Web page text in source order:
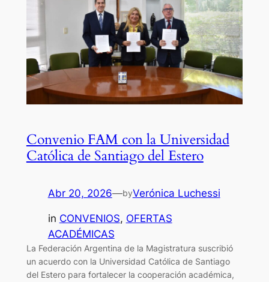
Convenio FAM con la Universidad
Católica de Santiago del Estero
Abr 20, 2026—byVerónica Luchessi
in CONVENIOS, OFERTAS
ACADÉMICAS
La Federación Argentina de la Magistratura suscribió
un acuerdo con la Universidad Católica de Santiago
del Estero para fortalecer la cooperación académica,